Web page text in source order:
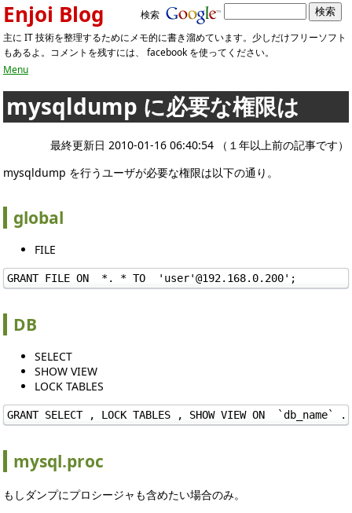
Enjoi Blog
検索
主に IT 技術を整理するためにメモ的に書き溜めています。少しだけフリーソフト
もあるよ。コメントを残すには、 facebook を使ってください。
Menu
mysqldump に必要な権限は
最終更新日 2010-01-16 06:40:54 （１年以上前の記事です）
mysqldump を行うユーザが必要な権限は以下の通り。
global
FILE
GRANT FILE ON  *. * TO  'user'@192.168.0.200';
DB
SELECT
SHOW VIEW
LOCK TABLES
GRANT SELECT , LOCK TABLES , SHOW VIEW ON
mysql.proc
もしダンプにプロシージャも含めたい場合のみ。